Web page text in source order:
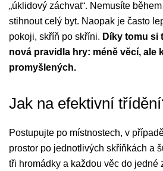
„úklidový záchvat“. Nemusíte
stihnout celý byt. Naopak je často
pokoji, skříň po skříni. Díky tomu si
nová pravidla hry: méně věcí, ale
promyšlených.
Jak na efektivní
Postupujte po místnostech, v
prostor po jednotlivých skříňkách a
tři hromádky a každou věc do jedné